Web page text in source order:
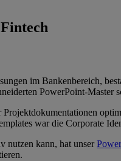
im Bankenbereich,
PowerPoint-
war die Corporate
nutzen kann, hat unser